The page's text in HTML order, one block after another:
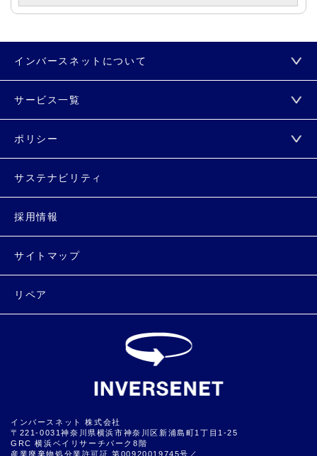
インバースネットについて
サービス一覧
ポリシー
サステナビリティ
採用情報
サイトマップ
リペア
インバースネット 株式会社
〒221-0031神奈川県横浜市神奈川区新浦島町1丁目1-25
GRC 横浜ベイリサーチパーク8階
産業廃棄物処分業許可証 第00920019745号／